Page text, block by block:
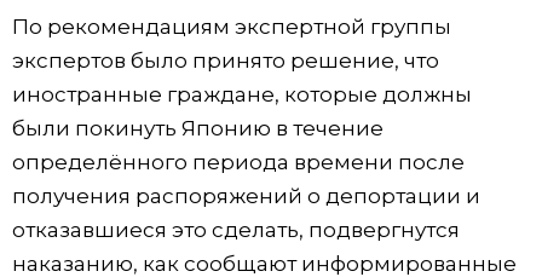
Политика
Экономика
Общество
Культура
Японский калейдоскоп
Семья
Еда и напитки
По рекомендациям экспертной группы
экспертов было принято решение, что
иностранные граждане, которые должны
были покинуть Японию в течение
определённого периода времени после
получения распоряжений о депортации и
отказавшиеся это сделать, подвергнутся
наказанию, как сообщают информированные